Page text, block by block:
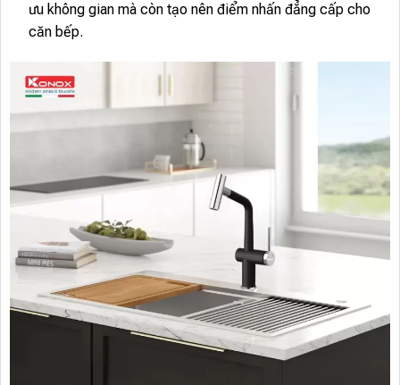
ưu không gian mà còn tạo nên điểm nhấn đẳng cấp cho
căn bếp.